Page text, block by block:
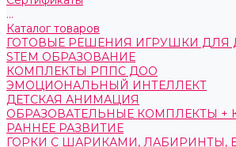
...
Каталог товаров
ГОТОВЫЕ РЕШЕНИЯ ИГРУШКИ ДЛЯ
STEM ОБРАЗОВАНИЕ
КОМПЛЕКТЫ РППС ДОО
ЭМОЦИОНАЛЬНЫЙ ИНТЕЛЛЕКТ
ДЕТСКАЯ АНИМАЦИЯ
ОБРАЗОВАТЕЛЬНЫЕ КОМПЛЕКТЫ +
РАННЕЕ РАЗВИТИЕ
ГОРКИ С ШАРИКАМИ, ЛАБИРИНТЫ,